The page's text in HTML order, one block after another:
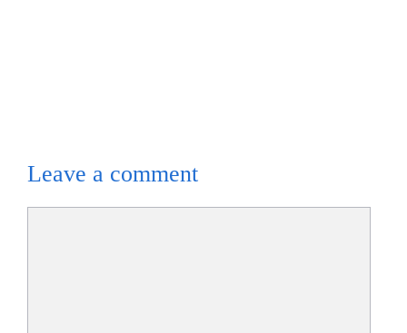
Leave a comment